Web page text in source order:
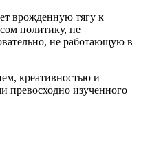
врожденную тягу к
политику, не
не работающую в
креативностью и
превосходно изученного